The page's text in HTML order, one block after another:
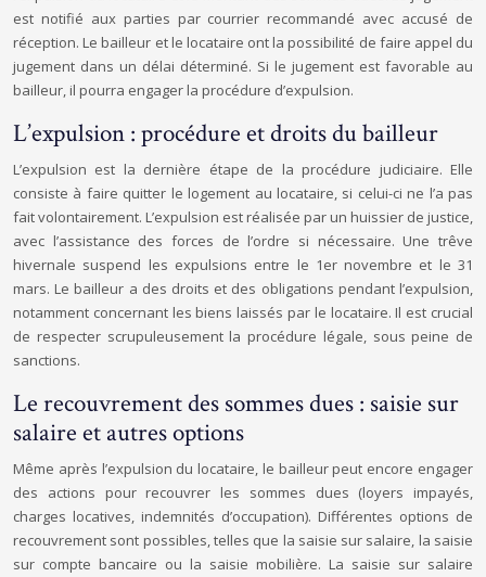
est notifié aux parties par courrier recommandé avec accusé de
réception. Le bailleur et le locataire ont la possibilité de faire appel du
jugement dans un délai déterminé. Si le jugement est favorable au
bailleur, il pourra engager la procédure d’expulsion.
L’expulsion : procédure et droits du bailleur
L’expulsion est la dernière étape de la procédure judiciaire. Elle
consiste à faire quitter le logement au locataire, si celui-ci ne l’a pas
fait volontairement. L’expulsion est réalisée par un huissier de justice,
avec l’assistance des forces de l’ordre si nécessaire. Une trêve
hivernale suspend les expulsions entre le 1er novembre et le 31
mars. Le bailleur a des droits et des obligations pendant l’expulsion,
notamment concernant les biens laissés par le locataire. Il est crucial
de respecter scrupuleusement la procédure légale, sous peine de
sanctions.
Le recouvrement des sommes dues : saisie sur
salaire et autres options
Même après l’expulsion du locataire, le bailleur peut encore engager
des actions pour recouvrer les sommes dues (loyers impayés,
charges locatives, indemnités d’occupation). Différentes options de
recouvrement sont possibles, telles que la saisie sur salaire, la saisie
sur compte bancaire ou la saisie mobilière. La saisie sur salaire